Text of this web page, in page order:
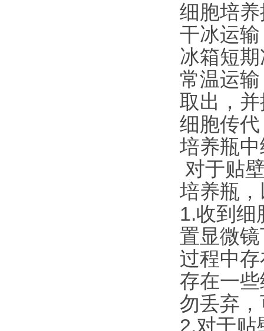
细胞培
干冰运
冰箱短
常温运
取出，
细胞传
培养瓶
对于贴
培养瓶
1.收到细
置显微
过程中
存在一
勿丢弃
2.对于贴